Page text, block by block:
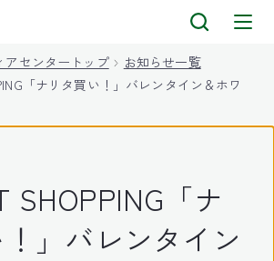
アセンタートップ
お知らせ一覧
「ナリタ買い！」バレンタイン＆ホワ
SHOPPING「ナ
！」バレンタイン